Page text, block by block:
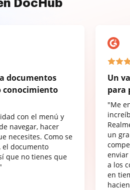
DocHub
documentos
conocimiento
con el menú y
navegar, hacer
necesites. Como se
el documento
que no tienes que
Un
para
"Me
un
a los
en